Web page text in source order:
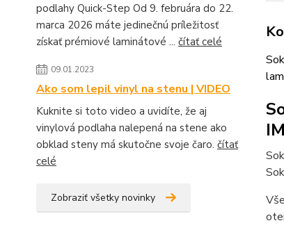
podlahy Quick-Step Od 9. februára do 22.
marca 2026 máte jedinečnú príležitosť
získať prémiové laminátové ... čítať celé
09.01.2023
Ako som lepil vinyl na stenu | VIDEO
Kuknite si toto video a uvidíte, že aj
vinylová podlaha nalepená na stene ako
obklad steny má skutočne svoje čaro. čítať
celé
Zobraziť všetky novinky